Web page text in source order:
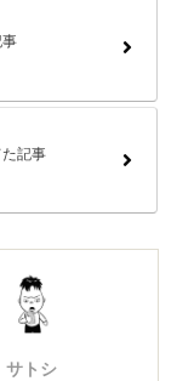
記事
サトシ